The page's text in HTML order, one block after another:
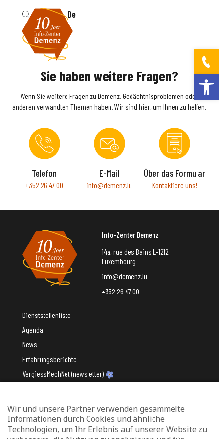
Fr De
Sie haben weitere Fragen?
Wenn Sie weitere Fragen zu Demenz, Gedächtnisproblemen oder
anderen verwandten Themen haben. Wir sind hier, um Ihnen zu helfen.
Telefon
+352 26 47 00
E-Mail
info@demenz.lu
Über das Formular
Kontaktiere uns!
Info-Zenter Demenz
14a, rue des Bains L-1212
Luxembourg
info@demenz.lu
+352 26 47 00
Dienststellenliste
Agenda
News
Erfahrungsberichte
VergiessMechNet (newsletter)
Mit Unterstützung des
Wir und unsere Partner verwenden gesammelte
Informationen durch Cookies und ähnliche
Technologien, um Ihr Erlebnis auf unserer Website zu